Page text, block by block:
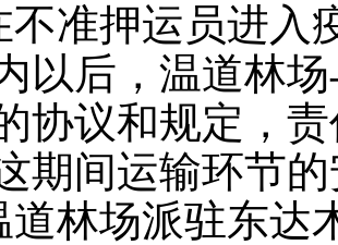
不准押运员进入
以后，温道林
协议和规定，
这期间运输
道林场派驻东达